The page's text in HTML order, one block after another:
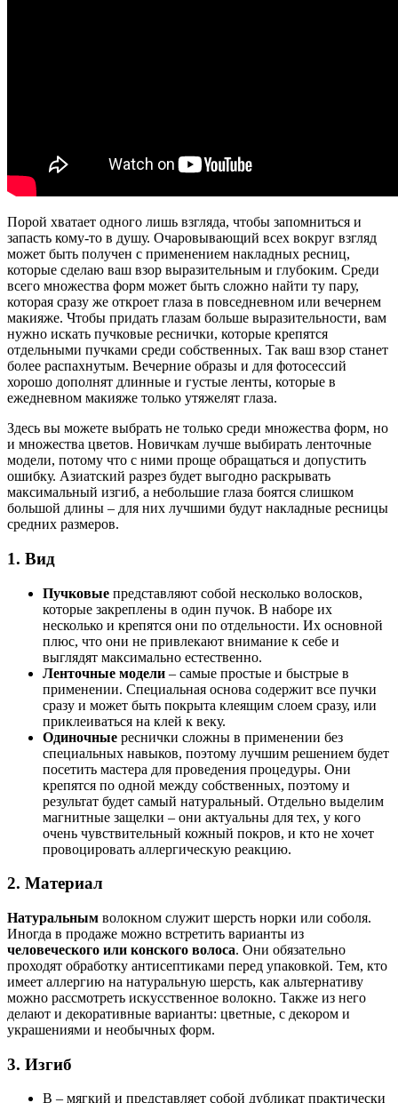
Порой хватает одного лишь взгляда, чтобы запомниться и
запасть кому-то в душу. Очаровывающий всех вокруг взгляд
может быть получен с применением накладных ресниц,
которые сделаю ваш взор выразительным и глубоким. Среди
всего множества форм может быть сложно найти ту пару,
которая сразу же откроет глаза в повседневном или вечернем
макияже. Чтобы придать глазам больше выразительности, вам
нужно искать пучковые реснички, которые крепятся
отдельными пучками среди собственных. Так ваш взор станет
более распахнутым. Вечерние образы и для фотосессий
хорошо дополнят длинные и густые ленты, которые в
ежедневном макияже только утяжелят глаза.
Здесь вы можете выбрать не только среди множества форм, но
и множества цветов. Новичкам лучше выбирать ленточные
модели, потому что с ними проще обращаться и допустить
ошибку. Азиатский разрез будет выгодно раскрывать
максимальный изгиб, а небольшие глаза боятся слишком
большой длины – для них лучшими будут накладные ресницы
средних размеров.
1. Вид
Пучковые представляют собой несколько волосков,
которые закреплены в один пучок. В наборе их
несколько и крепятся они по отдельности. Их основной
плюс, что они не привлекают внимание к себе и
выглядят максимально естественно.
Ленточные модели – самые простые и быстрые в
применении. Специальная основа содержит все пучки
сразу и может быть покрыта клеящим слоем сразу, или
приклеиваться на клей к веку.
Одиночные реснички сложны в применении без
специальных навыков, поэтому лучшим решением будет
посетить мастера для проведения процедуры. Они
крепятся по одной между собственных, поэтому и
результат будет самый натуральный. Отдельно выделим
магнитные защелки – они актуальны для тех, у кого
очень чувствительный кожный покров, и кто не хочет
провоцировать аллергическую реакцию.
2. Материал
Натуральным волокном служит шерсть норки или соболя.
Иногда в продаже можно встретить варианты из
человеческого или конского волоса. Они обязательно
проходят обработку антисептиками перед упаковкой. Тем, кто
имеет аллергию на натуральную шерсть, как альтернативу
можно рассмотреть искусственное волокно. Также из него
делают и декоративные варианты: цветные, с декором и
украшениями и необычных форм.
3. Изгиб
В – мягкий и представляет собой дубликат практически